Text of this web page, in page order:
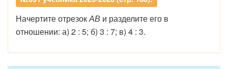
Начертите отрезокАВ и разделите его в
отношении: а) 2 : 5; б) 3 : 7; в) 4 : 3.